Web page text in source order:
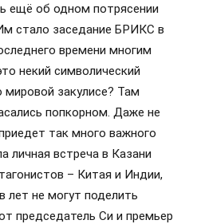
ещё об одном потрясении
стало заседание БРИКС в
времени многим
некий символический
мировой закулисе? Там
попкорном. Даже не
так много важного
личная встреча в Казани
– Китая и Индии,
лет не могут поделить
председатель Си и премьер